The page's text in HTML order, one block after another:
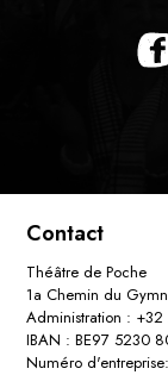
Contact
Théâtre de Poche
1a Chemin du
Administration :
IBAN : BE97 5230
Numéro